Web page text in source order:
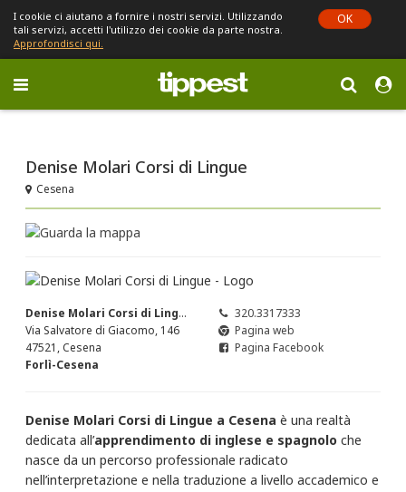
I cookie ci aiutano a fornire i nostri servizi. Utilizzando
tali servizi, accetti l'utilizzo dei cookie da parte nostra.
Approfondisci qui.
OK
Toggle
navigation
Denise Molari Corsi di Lingue
Cesena
Denise Molari Corsi di Lingue
Via Salvatore di Giacomo, 146
47521, Cesena
Forlì-Cesena
320.3317333
Pagina web
Pagina Facebook
Denise Molari Corsi di Lingue a Cesena è una realtà
dedicata all’apprendimento di inglese e spagnolo che
nasce da un percorso professionale radicato
nell’interpretazione e nella traduzione a livello accademico e